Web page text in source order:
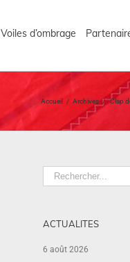
Voiles d’ombrage
Accueil / Archives / Clap
ACTUALITES
6 août 2026